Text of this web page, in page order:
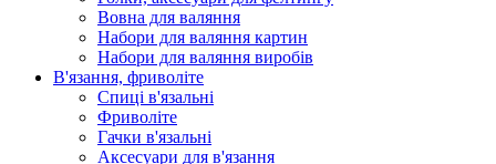
Вовна для валяння
Набори для валяння картин
Набори для валяння виробів
В'язання, фриволіте
Спиці в'язальні
Фриволіте
Гачки в'язальні
Аксесуари для в'язання